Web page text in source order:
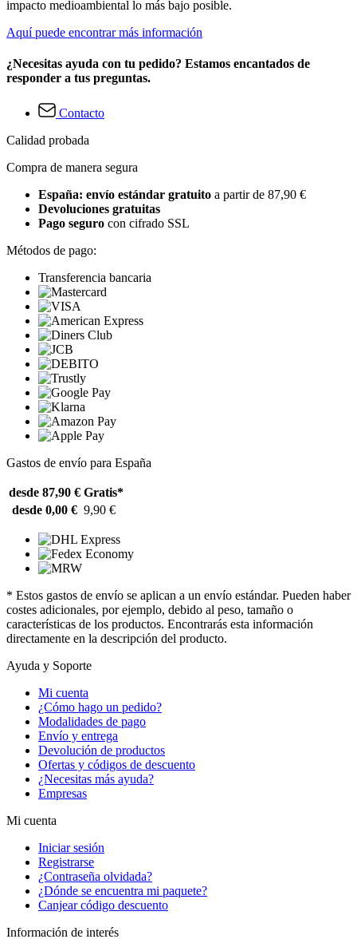
impacto medioambiental lo más bajo posible.
Aquí puede encontrar más información
¿Necesitas ayuda con tu pedido? Estamos encantados de
responder a tus preguntas.
Contacto
Calidad probada
Compra de manera segura
España: envío estándar gratuito a partir de 87,90 €
Devoluciones gratuitas
Pago seguro con cifrado SSL
Métodos de pago:
Transferencia bancaria
Gastos de envío para España
desde 87,90 € Gratis*
desde 0,00 € 9,90 €
* Estos gastos de envío se aplican a un envío estándar. Pueden haber
costes adicionales, por ejemplo, debido al peso, tamaño o
características de los productos. Encontrarás esta información
directamente en la descripción del producto.
Ayuda y Soporte
Mi cuenta
¿Cómo hago un pedido?
Modalidades de pago
Envío y entrega
Devolución de productos
Ofertas y códigos de descuento
¿Necesitas más ayuda?
Empresas
Mi cuenta
Iniciar sesión
Registrarse
¿Contraseña olvidada?
¿Dónde se encuentra mi paquete?
Canjear código descuento
Información de interés